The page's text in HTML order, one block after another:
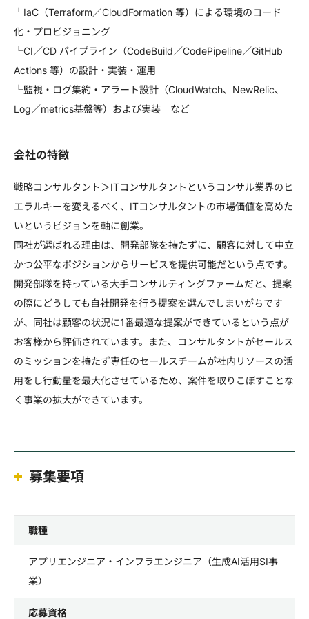
└IaC（Terraform／CloudFormation 等）による環境のコード
化・プロビジョニング
└CI／CD パイプライン（CodeBuild／CodePipeline／GitHub
Actions 等）の設計・実装・運用
└監視・ログ集約・アラート設計（CloudWatch、NewRelic、
Log／metrics基盤等）および実装 など
会社の特徴
戦略コンサルタント＞ITコンサルタントというコンサル業界のヒ
エラルキーを変えるべく、ITコンサルタントの市場価値を高めた
いというビジョンを軸に創業。
同社が選ばれる理由は、開発部隊を持たずに、顧客に対して中立
かつ公平なポジションからサービスを提供可能だという点です。
開発部隊を持っている大手コンサルティングファームだと、提案
の際にどうしても自社開発を行う提案を選んでしまいがちです
が、同社は顧客の状況に1番最適な提案ができているという点が
お客様から評価されています。また、コンサルタントがセールス
のミッションを持たず専任のセールスチームが社内リソースの活
用をし行動量を最大化させているため、案件を取りこぼすことな
く事業の拡大ができています。
募集要項
職種
アプリエンジニア・インフラエンジニア（生成AI活用SI事
業）
応募資格